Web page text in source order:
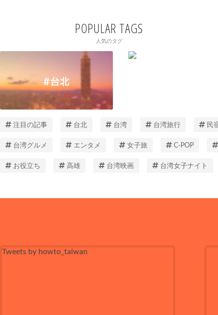
POPULAR TAGS
人気のタグ
注目の記事 台北 台湾 台湾旅行 民
台湾グルメ エンタメ 女子旅 C-POP
お役立ち 高雄 台湾映画 台湾女子ナイト
Tweets by howto_taiwan